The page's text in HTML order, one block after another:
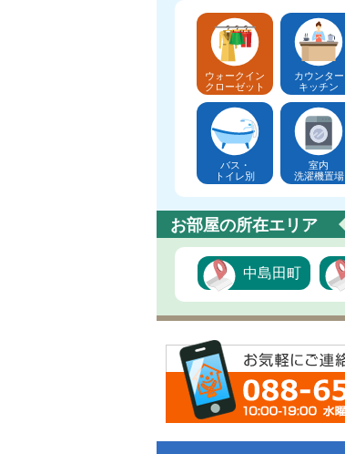
ウォークイン
クローゼット
カウンター
キッチン
バス・
トイレ別
室内
洗濯機置場
お部屋の所在エリア
中島田町